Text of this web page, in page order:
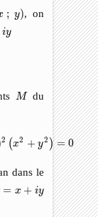
; y), on
iy
M
Mdu
2 (x2 + y2 ) = 0
)= 0
dans le
= x + iy